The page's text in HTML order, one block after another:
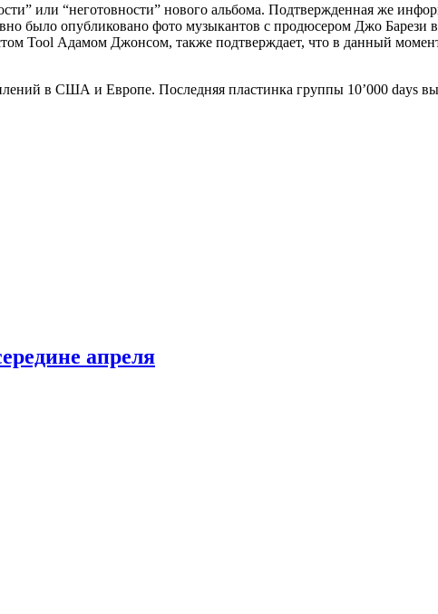
или “неготовности” нового альбома. Подтвержденная же
было опубликовано фото музыкантов с продюсером Джо
Tool Адамом Джонсом, также подтверждает, что в данный
в США и Европе. Последняя пластинка группы 10’000 days
апреля